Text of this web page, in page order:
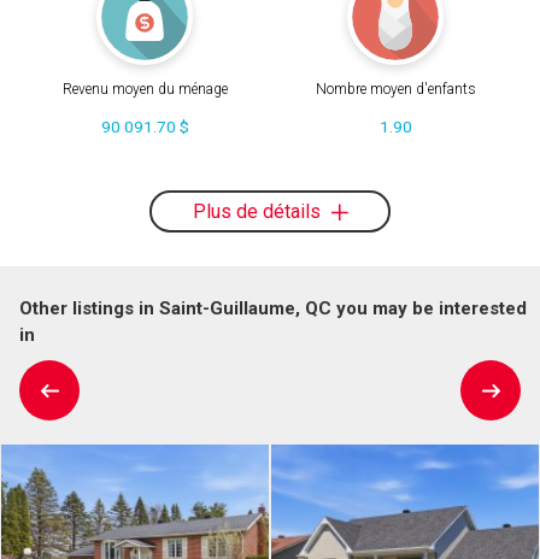
Revenu moyen du ménage
90 091.70 $
Nombre moyen d'enfants
1.90
Plus de détails
Other listings in Saint-Guillaume, QC you may be interested
in